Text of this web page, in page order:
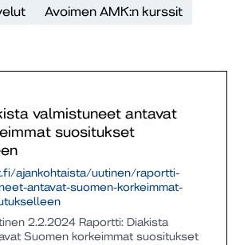
Avoimen AMK:n kurssit
valmistuneet antavat
suositukset
ajankohtaista/uutinen/raportti-
antavat-suomen-korkeimmat-
2.2.2024 Raportti: Diakista
Suomen korkeimmat suositukset